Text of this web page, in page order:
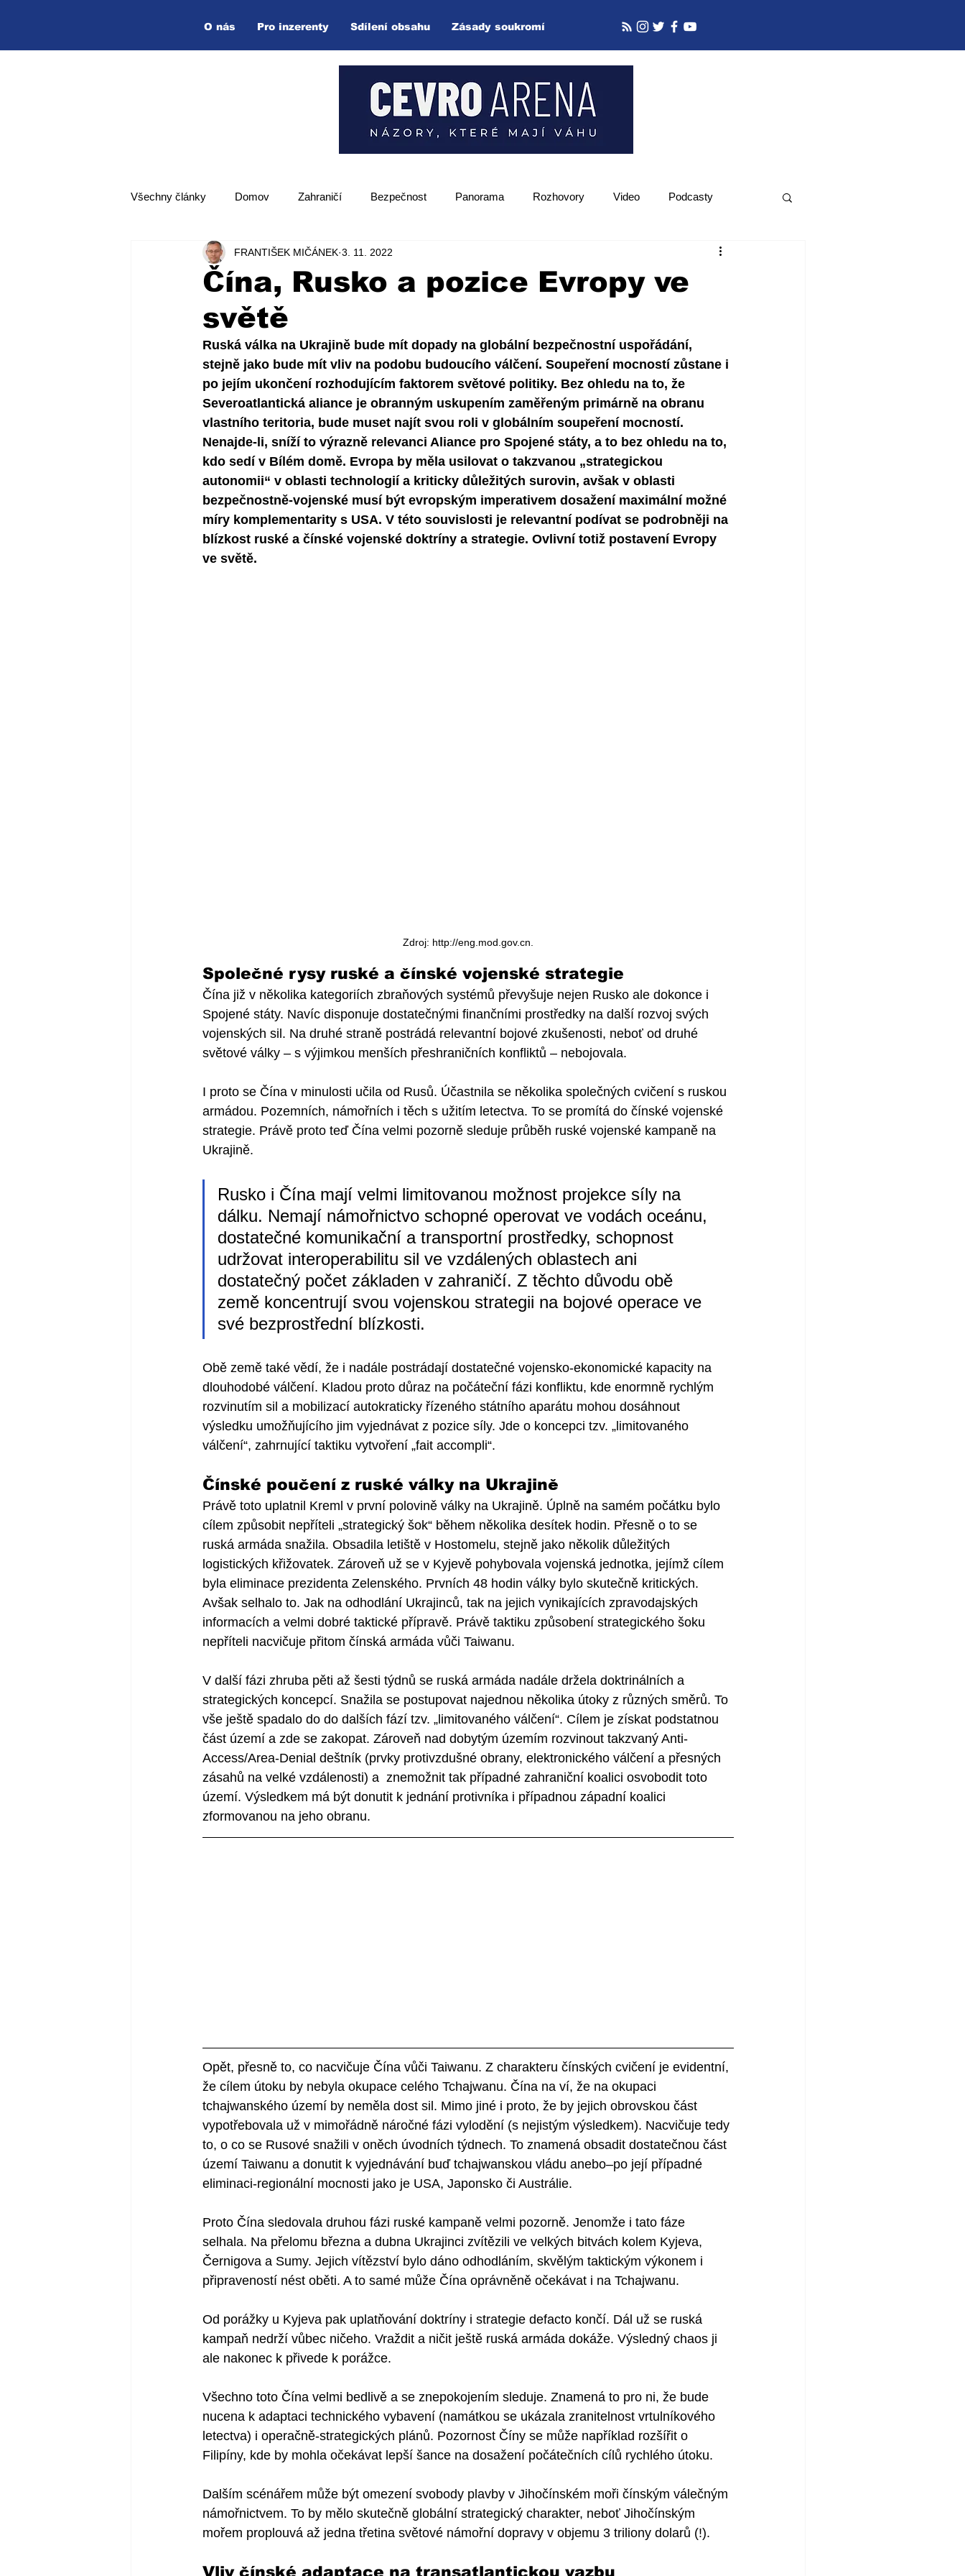
O nás Pro inzerenty Sdílení obsahu Zásady soukromí
Všechny články Domov Zahraničí Bezpečnost Panorama Rozhovory Video Podcasty
Hlavní zpráva Top zpráva Zpětný projektor
Čína, Rusko a pozice Evropy ve
světě
FRANTIŠEK MIČÁNEK 3. 11. 2022
Ruská válka na Ukrajině bude mít dopady na globální bezpečnostní uspořádání,
stejně jako bude mít vliv na podobu budoucího válčení. Soupeření mocností zůstane i
po jejím ukončení rozhodujícím faktorem světové politiky. Bez ohledu na to, že
Severoatlantická aliance je obranným uskupením zaměřeným primárně na obranu
vlastního teritoria, bude muset najít svou roli v globálním soupeření mocností.
Nenajde-li, sníží to výrazně relevanci Aliance pro Spojené státy, a to bez ohledu na to,
kdo sedí v Bílém domě. Evropa by měla usilovat o takzvanou „strategickou
autonomii“ v oblasti technologií a kriticky důležitých surovin, avšak v oblasti
bezpečnostně-vojenské musí být evropským imperativem dosažení maximální možné
míry komplementarity s USA. V této souvislosti je relevantní podívat se podrobněji na
blízkost ruské a čínské vojenské doktríny a strategie. Ovlivní totiž postavení Evropy
ve světě.
Zdroj: http://eng.mod.gov.cn.
Společné rysy ruské a čínské vojenské strategie
Čína již v několika kategoriích zbraňových systémů převyšuje nejen Rusko ale dokonce i
Spojené státy. Navíc disponuje dostatečnými finančními prostředky na další rozvoj svých
vojenských sil. Na druhé straně postrádá relevantní bojové zkušenosti, neboť od druhé
světové války – s výjimkou menších přeshraničních konfliktů – nebojovala.
I proto se Čína v minulosti učila od Rusů. Účastnila se několika společných cvičení s ruskou
armádou. Pozemních, námořních i těch s užitím letectva. To se promítá do čínské vojenské
strategie. Právě proto teď Čína velmi pozorně sleduje průběh ruské vojenské kampaně na
Ukrajině.
Rusko i Čína mají velmi limitovanou možnost projekce síly na
dálku. Nemají námořnictvo schopné operovat ve vodách oceánu,
dostatečné komunikační a transportní prostředky, schopnost
udržovat interoperabilitu sil ve vzdálených oblastech ani
dostatečný počet základen v zahraničí. Z těchto důvodu obě
země koncentrují svou vojenskou strategii na bojové operace ve
své bezprostřední blízkosti.
Obě země také vědí, že i nadále postrádají dostatečné vojensko-ekonomické kapacity na
dlouhodobé válčení. Kladou proto důraz na počáteční fázi konfliktu, kde enormně rychlým
rozvinutím sil a mobilizací autokraticky řízeného státního aparátu mohou dosáhnout
výsledku umožňujícího jim vyjednávat z pozice síly. Jde o koncepci tzv. „limitovaného
válčení“, zahrnující taktiku vytvoření „fait accompli“.
Čínské poučení z ruské války na Ukrajině
Právě toto uplatnil Kreml v první polovině války na Ukrajině. Úplně na samém počátku bylo
cílem způsobit nepříteli „strategický šok“ během několika desítek hodin. Přesně o to se
ruská armáda snažila. Obsadila letiště v Hostomelu, stejně jako několik důležitých
logistických křižovatek. Zároveň už se v Kyjevě pohybovala vojenská jednotka, jejímž cílem
byla eliminace prezidenta Zelenského. Prvních 48 hodin války bylo skutečně kritických.
Avšak selhalo to. Jak na odhodlání Ukrajinců, tak na jejich vynikajících zpravodajských
informacích a velmi dobré taktické přípravě. Právě taktiku způsobení strategického šoku
nepříteli nacvičuje přitom čínská armáda vůči Taiwanu.
V další fázi zhruba pěti až šesti týdnů se ruská armáda nadále držela doktrinálních a
strategických koncepcí. Snažila se postupovat najednou několika útoky z různých směrů. To
vše ještě spadalo do do dalších fází tzv. „limitovaného válčení“. Cílem je získat podstatnou
část území a zde se zakopat. Zároveň nad dobytým územím rozvinout takzvaný Anti-
Access/Area-Denial deštník (prvky protivzdušné obrany, elektronického válčení a přesných
zásahů na velké vzdálenosti) a  znemožnit tak případné zahraniční koalici osvobodit toto
území. Výsledkem má být donutit k jednání protivníka i případnou západní koalici
zformovanou na jeho obranu.
Opět, přesně to, co nacvičuje Čína vůči Taiwanu. Z charakteru čínských cvičení je evidentní,
že cílem útoku by nebyla okupace celého Tchajwanu. Čína na ví, že na okupaci
tchajwanského území by neměla dost sil. Mimo jiné i proto, že by jejich obrovskou část
vypotřebovala už v mimořádně náročné fázi vylodění (s nejistým výsledkem). Nacvičuje tedy
to, o co se Rusové snažili v oněch úvodních týdnech. To znamená obsadit dostatečnou část
území Taiwanu a donutit k vyjednávání buď tchajwanskou vládu anebo–po její případné
eliminaci-regionální mocnosti jako je USA, Japonsko či Austrálie.
Proto Čína sledovala druhou fázi ruské kampaně velmi pozorně. Jenomže i tato fáze
selhala. Na přelomu března a dubna Ukrajinci zvítězili ve velkých bitvách kolem Kyjeva,
Černigova a Sumy. Jejich vítězství bylo dáno odhodláním, skvělým taktickým výkonem i
připraveností nést oběti. A to samé může Čína oprávněně očekávat i na Tchajwanu.
Od porážky u Kyjeva pak uplatňování doktríny i strategie defacto končí. Dál už se ruská
kampaň nedrží vůbec ničeho. Vraždit a ničit ještě ruská armáda dokáže. Výsledný chaos ji
ale nakonec k přivede k porážce.
Všechno toto Čína velmi bedlivě a se znepokojením sleduje. Znamená to pro ni, že bude
nucena k adaptaci technického vybavení (namátkou se ukázala zranitelnost vrtulníkového
letectva) i operačně-strategických plánů. Pozornost Číny se může například rozšířit o
Filipíny, kde by mohla očekávat lepší šance na dosažení počátečních cílů rychlého útoku.
Dalším scénářem může být omezení svobody plavby v Jihočínském moři čínským válečným
námořnictvem. To by mělo skutečně globální strategický charakter, neboť Jihočínským
mořem proplouvá až jedna třetina světové námořní dopravy v objemu 3 triliony dolarů (!).
Vliv čínské adaptace na transatlantickou vazbu